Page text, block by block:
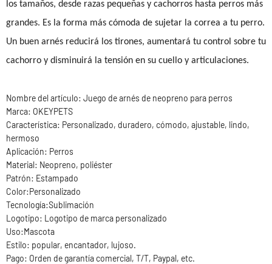
los tamaños, desde razas pequeñas y cachorros hasta perros más
grandes. Es la forma más cómoda de sujetar la correa a tu perro.
Un buen arnés reducirá los tirones, aumentará tu control sobre tu
cachorro y disminuirá la tensión en su cuello y articulaciones.
Nombre del artículo: Juego de arnés de neopreno para perros
Marca: OKEYPETS
Característica: Personalizado, duradero, cómodo, ajustable, lindo,
hermoso
Aplicación: Perros
Material: Neopreno, poliéster
Patrón: Estampado
Color:Personalizado
Tecnología:Sublimación
Logotipo: Logotipo de marca personalizado
Uso:Mascota
Estilo: popular, encantador, lujoso.
Pago: Orden de garantía comercial, T/T, Paypal, etc.